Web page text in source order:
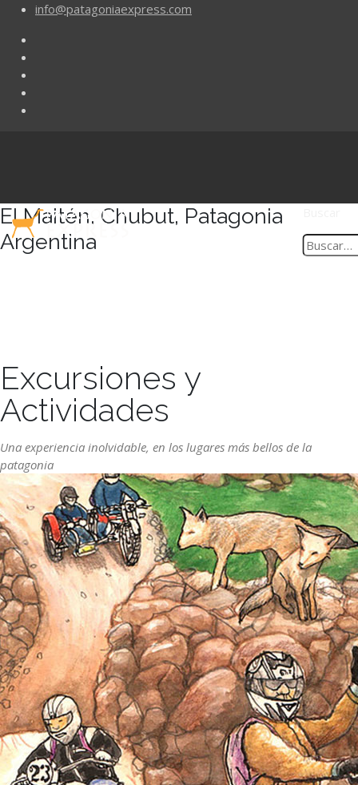
info@patagoniaexpress.com
El Maitén, Chubut, Patagonia
Argentina
Excursiones y
Actividades
Una experiencia inolvidable, en los lugares más bellos de la
patagonia